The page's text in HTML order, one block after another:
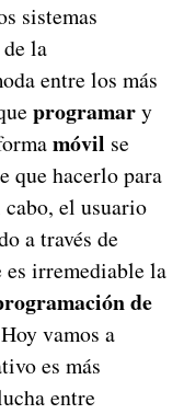
sistemas
la
entre los más
programary
móvil se
que hacerlo para
el usuario
a través de
irremediable la
de
vamos a
es más
entre